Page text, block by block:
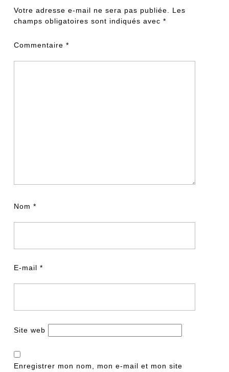
Votre adresse e-mail ne sera pas publiée. Les
champs obligatoires sont indiqués avec *
Commentaire *
Nom *
E-mail *
Site web
Enregistrer mon nom, mon e-mail et mon site